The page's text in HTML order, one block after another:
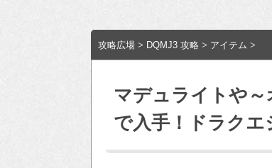
攻略広場 > DQMJ3 攻略 > アイテム >
マデュライトや
で入手！ドラクエ